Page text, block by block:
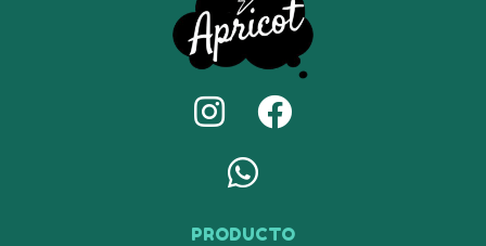
PRODUCTO